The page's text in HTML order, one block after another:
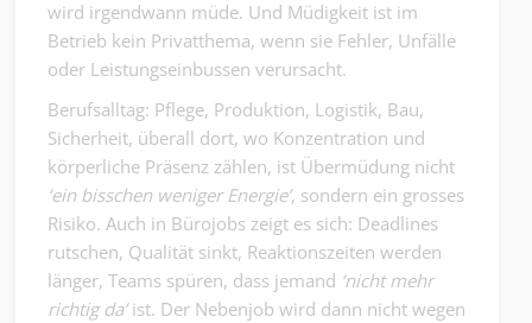
wird irgendwann müde. Und Müdigkeit ist im
Betrieb kein Privatthema, wenn sie Fehler, Unfälle
oder Leistungseinbussen verursacht.
Berufsalltag: Pflege, Produktion, Logistik, Bau,
Sicherheit, überall dort, wo Konzentration und
körperliche Präsenz zählen, ist Übermüdung nicht
‘ein bisschen weniger Energie’, sondern ein grosses
Risiko. Auch in Bürojobs zeigt es sich: Deadlines
rutschen, Qualität sinkt, Reaktionszeiten werden
länger, Teams spüren, dass jemand ‘nicht mehr
richtig da’ist. Der Nebenjob wird dann nicht wegen